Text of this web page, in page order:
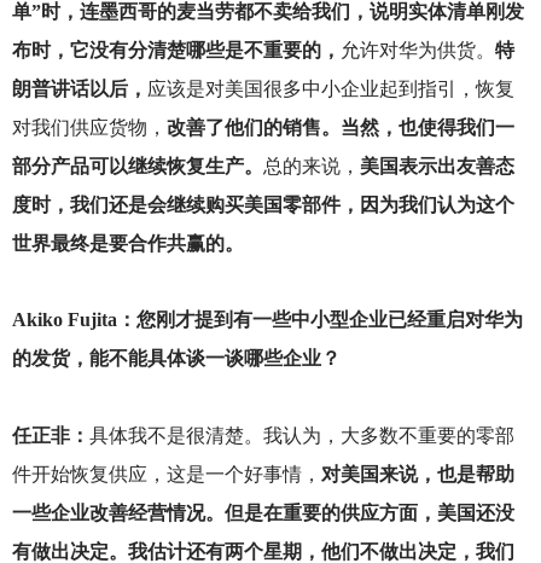
单”时，连墨西哥的麦当劳都不卖给我们，说明实体清单刚发
布时，它没有分清楚哪些是不重要的， 允许对华为供货。 特
朗普讲话以后， 应该是对美国很多中小企业起到指引，恢复
对我们供应货物， 改善了他们的销售。当然，也使得我们一
部分产品可以继续恢复生产。 总的来说， 美国表示出友善态
度时，我们还是会继续购买美国零部件，因为我们认为这个
世界最终是要合作共赢的。
Akiko Fujita：您刚才提到有一些中小型企业已经重启对华为
的发货，能不能具体谈一谈哪些企业？
任正非： 具体我不是很清楚。我认为，大多数不重要的零部
件开始恢复供应，这是一个好事情， 对美国来说，也是帮助
一些企业改善经营情况。但是在重要的供应方面，美国还没
有做出决定。我估计还有两个星期，他们不做出决定，我们